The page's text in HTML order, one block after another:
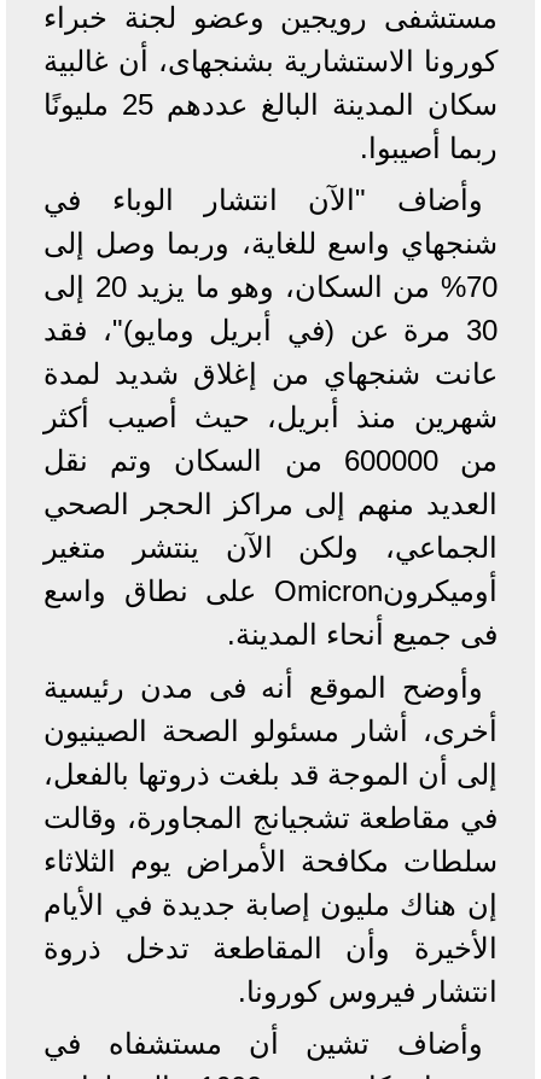
مستشفى رويجين وعضو لجنة خبراء
كورونا الاستشارية بشنجهاى، أن غالبية
سكان المدينة البالغ عددهم 25 مليونًا
ربما أصيبوا.
وأضاف "الآن انتشار الوباء في
شنجهاي واسع للغاية، وربما وصل إلى
70% من السكان، وهو ما يزيد 20 إلى
30 مرة عن (في أبريل ومايو)"، فقد
عانت شنجهاي من إغلاق شديد لمدة
شهرين منذ أبريل، حيث أصيب أكثر
من 600000 من السكان وتم نقل
العديد منهم إلى مراكز الحجر الصحي
الجماعي، ولكن الآن ينتشر متغير
أوميكرونOmicron على نطاق واسع
فى جميع أنحاء المدينة.
وأوضح الموقع أنه فى مدن رئيسية
أخرى، أشار مسئولو الصحة الصينيون
إلى أن الموجة قد بلغت ذروتها بالفعل،
في مقاطعة تشجيانج المجاورة، وقالت
سلطات مكافحة الأمراض يوم الثلاثاء
إن هناك مليون إصابة جديدة في الأيام
الأخيرة وأن المقاطعة تدخل ذروة
انتشار فيروس كورونا.
وأضاف تشين أن مستشفاه في